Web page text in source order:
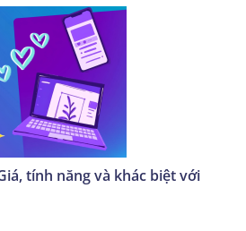
tính năng và khác biệt với